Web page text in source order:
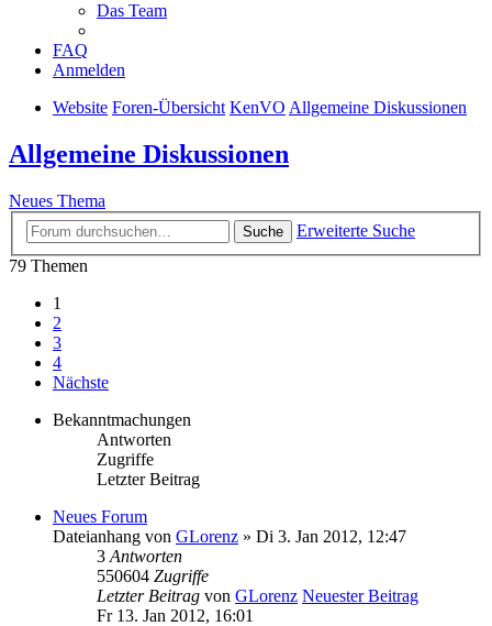
Das Team
FAQ
Anmelden
Website Foren-Übersicht KenVO Allgemeine Diskussionen
Allgemeine Diskussionen
Neues Thema
Suche
Erweiterte Suche
79 Themen
1
2
3
4
Nächste
Bekanntmachungen
Antworten
Zugriffe
Letzter Beitrag
Neues Forum
Dateianhang von GLorenz » Di 3. Jan 2012, 12:47
3 Antworten
550604 Zugriffe
Letzter Beitrag von GLorenz Neuester Beitrag
Fr 13. Jan 2012, 16:01